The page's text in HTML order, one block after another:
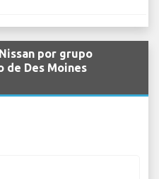
por grupo
de Des Moines